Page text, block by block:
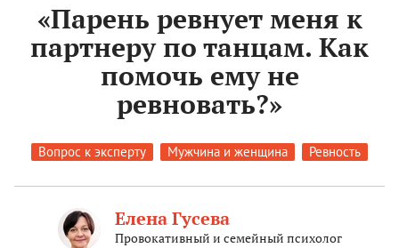
«Парень ревнует меня к
партнеру по танцам. Как
помочь ему не
ревновать?»
Вопрос к эксперту Мужчина и женщина Ревность
Елена Гусева
Провокативный и семейный психолог